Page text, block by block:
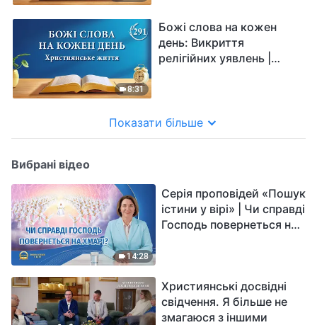
8:31
Божі слова на кожен
день: Викриття
релігійних уявлень |
Показати більше
Вибрані відео
14:28
Серія проповідей «Пошук
істини у вірі» | Чи справді
Господь повернеться на
Християнські досвідні
свідчення. Я більше не
змагаюся з іншими